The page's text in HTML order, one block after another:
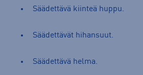
Säädettävä kiinteä huppu.
Säädettävät hihansuut.
Säädettävä helma.